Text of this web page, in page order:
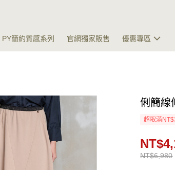
PY簡約質感系列 官網獨家販售 優惠專區
俐簡線
超取滿
NT$6,980